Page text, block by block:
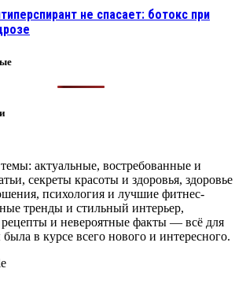
не спасает: ботокс при
актуальные, востребованные и
секреты красоты и здоровья, здоровье
психология и лучшие фитнес-
тренды и стильный интерьер,
и невероятные факты — всё для
в курсе всего нового и интересного.